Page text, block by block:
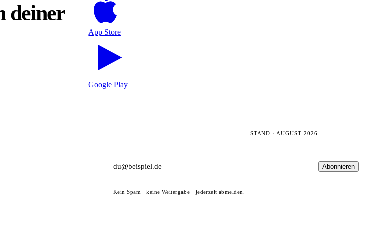
deiner
App Store
Google Play
STAND · AUGUST 2026
Abonnieren
Kein Spam · keine Weitergabe · jederzeit abmelden.